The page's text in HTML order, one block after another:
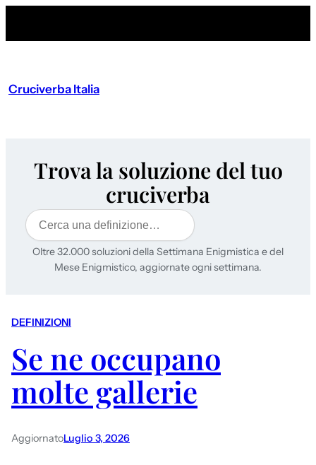
Cruciverba Italia
Trova la soluzione del tuo
cruciverba
Cerca
Oltre 32.000 soluzioni della Settimana Enigmistica e del
Mese Enigmistico, aggiornate ogni settimana.
DEFINIZIONI
Se ne occupano
molte gallerie
AggiornatoLuglio 3, 2026